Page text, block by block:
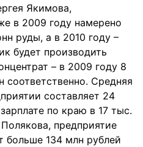
Якимова,
в 2009 году намерено
руды, а в 2010 году –
будет производить
– в 2009 году 8
соответственно. Средняя
составляет 24
по краю в 17 тыс.
предприятие
больше 134 млн рублей